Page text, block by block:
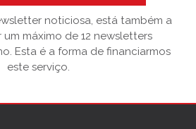
noticiosa, está também a
máximo de 12 newsletters
Esta é a forma de financiarmos
este serviço.